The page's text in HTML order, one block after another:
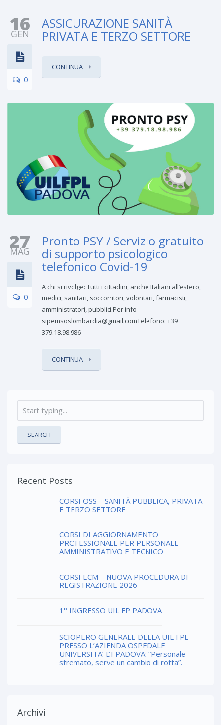
16
GEN
0
ASSICURAZIONE SANITÀ
PRIVATA E TERZO SETTORE
CONTINUA
27
MAG
0
Pronto PSY / Servizio gratuito
di supporto psicologico
telefonico Covid-19
A chi si rivolge: Tutti i cittadini, anche Italiani all’estero,
medici, sanitari, soccorritori, volontari, farmacisti,
amministratori, pubblici.Per info
sipemsoslombardia@gmail.comTelefono: +39
379.18.98.986
CONTINUA
SEARCH
Recent Posts
CORSI OSS – SANITÀ PUBBLICA, PRIVATA
E TERZO SETTORE
CORSI DI AGGIORNAMENTO
PROFESSIONALE PER PERSONALE
AMMINISTRATIVO E TECNICO
CORSI ECM – NUOVA PROCEDURA DI
REGISTRAZIONE 2026
1° INGRESSO UIL FP PADOVA
SCIOPERO GENERALE DELLA UIL FPL
PRESSO L’AZIENDA OSPEDALE
UNIVERSITA’ DI PADOVA: “Personale
stremato, serve un cambio di rotta”.
Archivi